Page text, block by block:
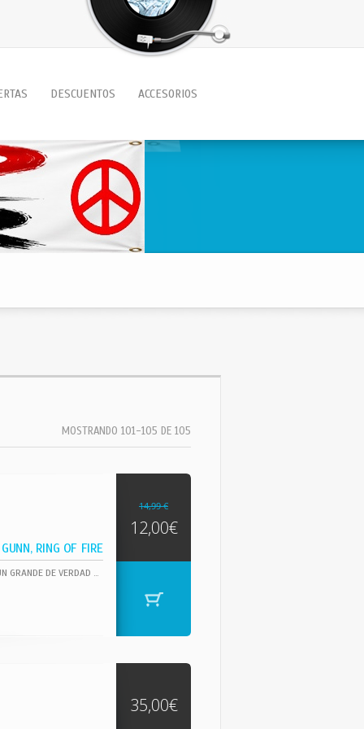
DESCUENTOS ACCESORIOS
MOSTRANDO 101-105 DE 105
RING OF FIRE
SI QUIERES ADENTRARTE EN SU MUSICA AQUI TIENES TODA UNA MARAVILLA DE ALBUN DE UN GRANDE DE VERDAD DE LA MUSICA QUE REUNE 20 TEMAS DEL GRAN DUANE EDDY, UNA VERDADER LEYENDA ...CON TEMAS INMENSOS COMO, PETER GUNN, ETC TODO EN EXC CONDICION !! DESTACO POR SU CARACTERÍSTICO SONIDO DE GUITARRA "TWANGY", INCLUYENDO "REBEL-'ROUSER", "PETER GUNN" Y "BECAUSE THEY'RE YOUNG". HABÍA VENDIDO 12 MILLONES DE DISCOS EN 1963. SU ESTILO DE GUITARRA INFLUYÓ EN THE VENTURES, THE SHADOWS, THE BEATLES (ESPECIALMENTE SU GUITARRISTA PRINCIPAL GEORGE HARRISON), BRUCE SPRINGSTEEN, STEVE EARLE Y MARTY STUART
14,99 €
12,00€
35,00€